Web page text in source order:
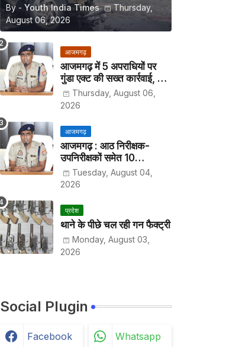
By - Youth India Times
Thursday,
August 06, 2026
आजमगढ़
आजमगढ़ में 5 अपराधियों पर
गुंडा एक्ट की सख्त कार्रवाई, अब
हर पखवाड़े थाने में लगानी होगी
हाजिरी
Thursday, August 06,
2026
आजमगढ़
आजमगढ़ : आठ निरीक्षक-
उपनिरीक्षकों समेत 10
अधिकारियों के तबादले
Tuesday, August 04,
2026
प्रदेश
थाने के पीछे चल रही गन फैक्ट्री
Monday, August 03,
2026
Social Plugin
Facebook Whatsapp